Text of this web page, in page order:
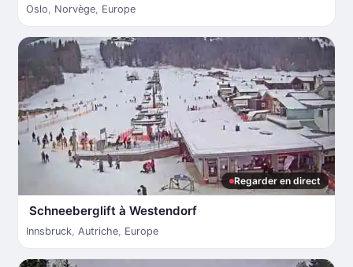
Oslo, Norvège, Europe
Regarder en direct
Schneeberglift à Westendorf
Innsbruck, Autriche, Europe